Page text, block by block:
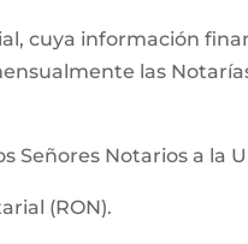
cuya información
las
Señores Notarios a la
(RON).